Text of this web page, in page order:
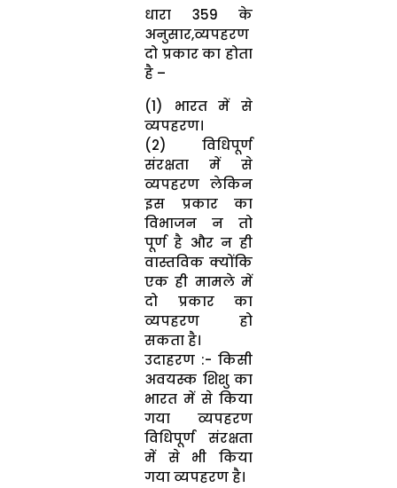
धारा 359 के
अनुसार,व्यपहरण
दो प्रकार का होता
है –
(1) भारत में से
व्यपहरण।
(2) विधिपूर्ण
संरक्षता में से
व्यपहरण लेकिन
इस प्रकार का
विभाजन न तो
पूर्ण है और न ही
वास्तविक क्योंकि
एक ही मामले में
दो प्रकार का
व्यपहरण हो
सकता है।
उदाहरण :- किसी
अवयस्क शिशु का
भारत में से किया
गया व्यपहरण
विधिपूर्ण संरक्षता
में से भी किया
गया व्यपहरण है।